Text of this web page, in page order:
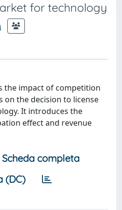
for technology
the impact of competition
on the decision to license
It introduces the
effect and revenue
Scheda completa
(DC)